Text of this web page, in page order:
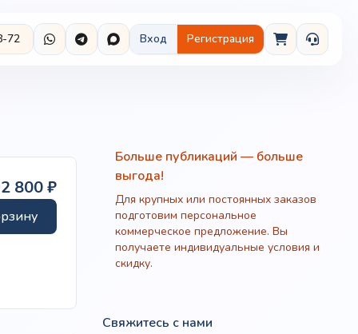
72 Вход Регистрация
800₽
Больше публикаций — больше
выгода!
Для крупных или постоянных заказов
подготовим персональное
коммерческое предложение. Вы
получаете индивидуальные условия и
скидку.
Свяжитесь с нами